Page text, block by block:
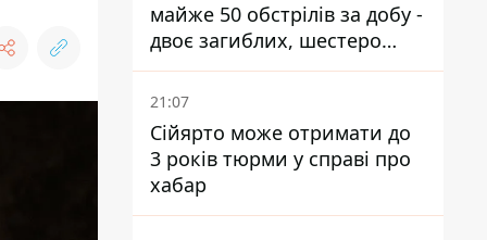
майже 50 обстрілів за добу -
двоє загиблих, шестеро
постраждалих
21:07
Сійярто може отримати до
3 років тюрми у справі про
хабар